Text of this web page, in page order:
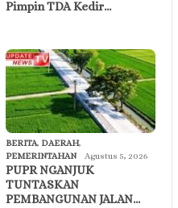
Pimpin TDA Kedir…
BERITA, DAERAH,
PEMERINTAHAN
Agustus 5, 2026
PUPR NGANJUK
TUNTASKAN
PEMBANGUNAN JALAN…